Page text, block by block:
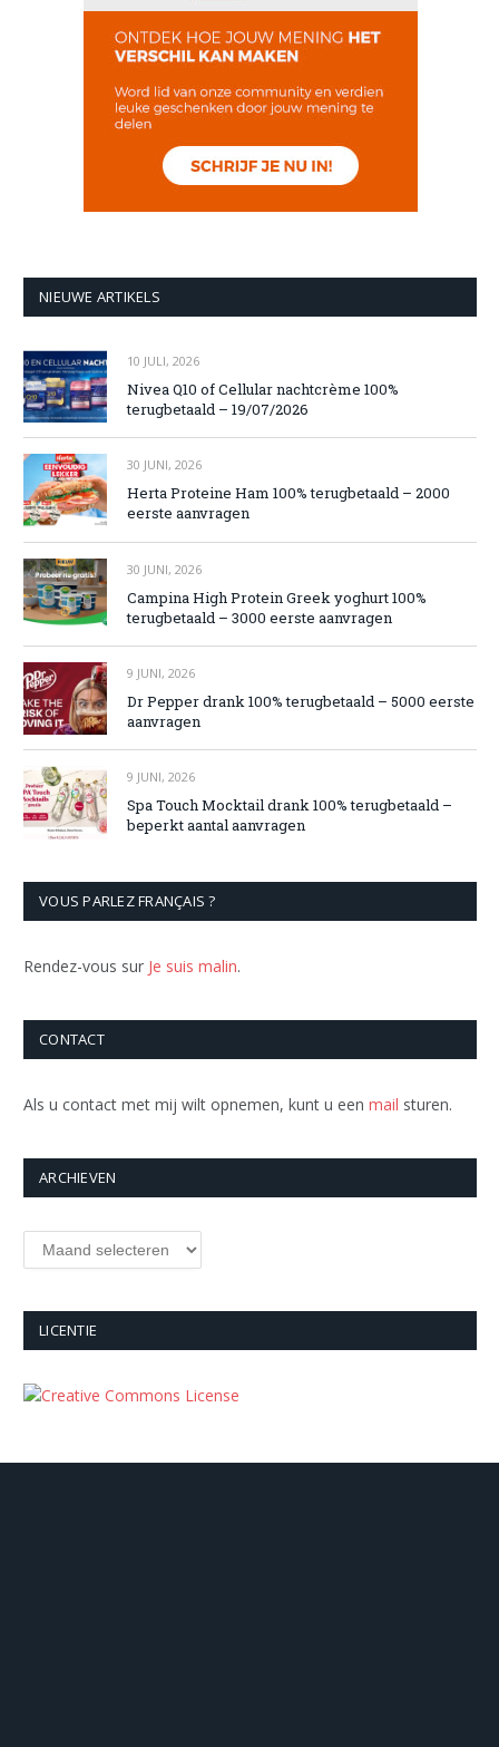
NIEUWE ARTIKELS
10 JULI, 2026
Nivea Q10 of Cellular nachtcrème 100%
terugbetaald – 19/07/2026
30 JUNI, 2026
Herta Proteine Ham 100% terugbetaald – 2000
eerste aanvragen
30 JUNI, 2026
Campina High Protein Greek yoghurt 100%
terugbetaald – 3000 eerste aanvragen
9 JUNI, 2026
Dr Pepper drank 100% terugbetaald – 5000 eerste
aanvragen
9 JUNI, 2026
Spa Touch Mocktail drank 100% terugbetaald –
beperkt aantal aanvragen
VOUS PARLEZ FRANÇAIS ?
Rendez-vous sur Je suis malin.
CONTACT
Als u contact met mij wilt opnemen, kunt u een mail sturen.
ARCHIEVEN
LICENTIE